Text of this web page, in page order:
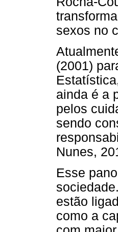
sexos no
(2001)
ainda é a
pelos
sendo
Nunes,
Esse
estão
como a